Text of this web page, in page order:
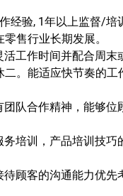
经验, 1年以上监督/培
售行业长期发展。
工作时间并配合周末
二。能适应快节奏的工
队合作精神，能够位
培训，产品培训技巧
顾客的沟通能力优先